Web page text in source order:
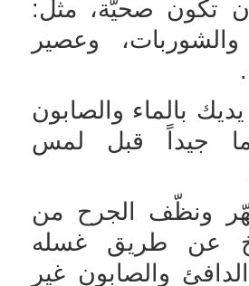
تكون صحيّة، مثل:
والشوربات، وعصير
بالماء والصابون
جيداً قبل لمس
ونظّف الجرح من
عن طريق غسله
الدافئ والصابون غير